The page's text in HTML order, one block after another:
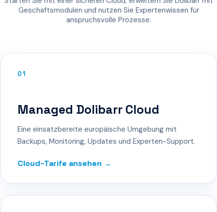
Geschäftsmodulen und nutzen Sie Expertenwissen für
anspruchsvolle Prozesse.
01
Managed Dolibarr Cloud
Eine einsatzbereite europäische Umgebung mit
Backups, Monitoring, Updates und Experten-Support.
Cloud-Tarife ansehen →